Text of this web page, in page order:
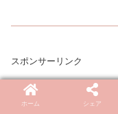
スポンサーリンク
ホーム シェア